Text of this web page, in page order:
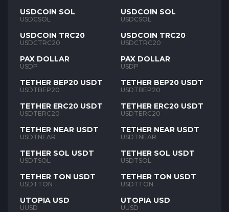
USDCOIN SOL
USDCSOL
USDCOIN TRC20
USDCTRC20
PAX DOLLAR
USDP
TETHER BEP20 USDT
USDTBEP20
TETHER ERC20 USDT
USDTERC20
TETHER NEAR USDT
USDTNEAR
TETHER SOL USDT
USDTSOL
TETHER TON USDT
USDTTON
UTOPIA USD
UUSD
USDCOIN SOL
USDCSOL
USDCOIN TRC20
USDCTRC20
PAX DOLLAR
USDP
TETHER BEP20 USDT
USDTBEP20
TETHER ERC20 USDT
USDTERC20
TETHER NEAR USDT
USDTNEAR
TETHER SOL USDT
USDTSOL
TETHER TON USDT
USDTTON
UTOPIA USD
UUSD